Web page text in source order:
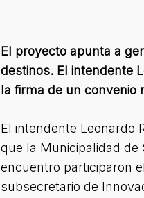
El proyecto apunta a
destinos. El intendente
la firma de un convenio
El intendente Leonardo
que la Municipalidad de
encuentro participaron
subsecretario de